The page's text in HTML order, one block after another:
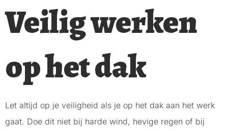
Veilig werken
op het dak
Let altijd op je veiligheid als je op het dak aan het werk
gaat. Doe dit niet bij harde wind, hevige regen of bij